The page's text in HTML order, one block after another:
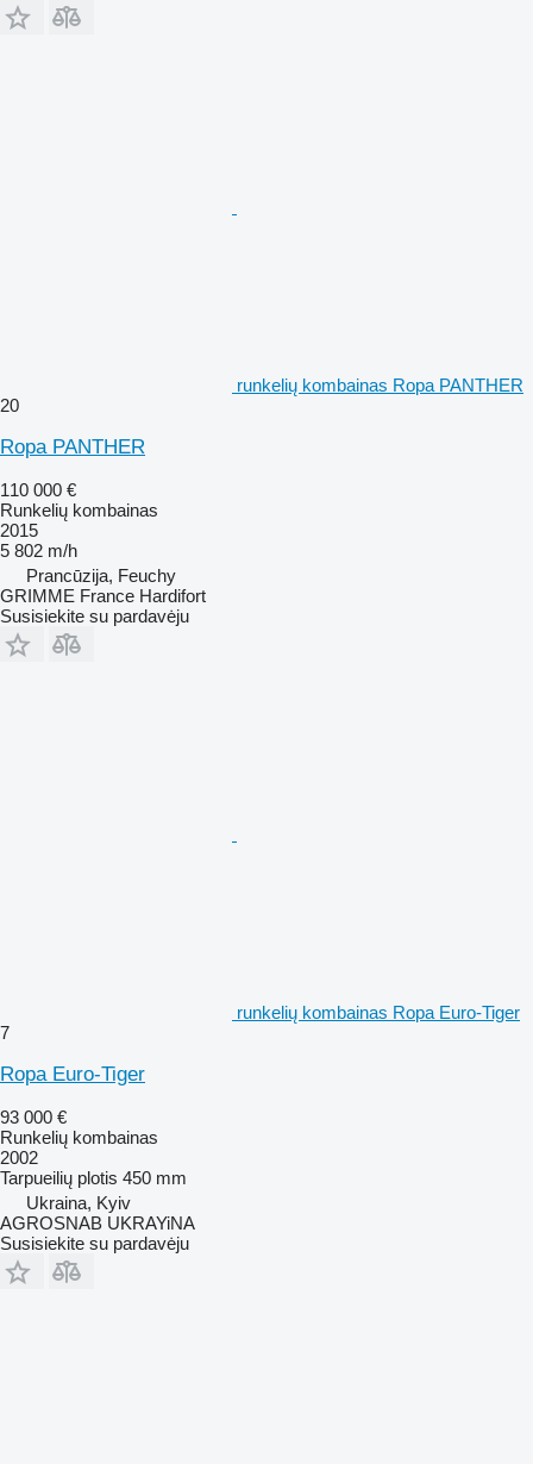
runkelių kombainas Ropa PANTHER
20
Ropa PANTHER
110 000 €
Runkelių kombainas
2015
5 802 m/h
Prancūzija, Feuchy
GRIMME France Hardifort
Susisiekite su pardavėju
runkelių kombainas Ropa Euro-Tiger
7
Ropa Euro-Tiger
93 000 €
Runkelių kombainas
2002
Tarpueilių plotis 450 mm
Ukraina, Kyiv
AGROSNAB UKRAYiNA
Susisiekite su pardavėju